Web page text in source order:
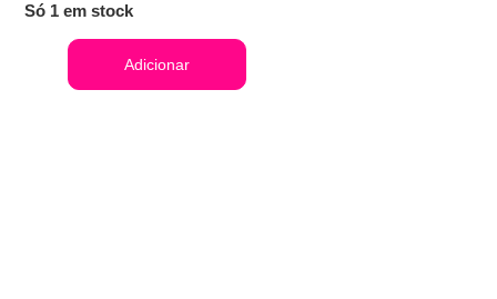
Só 1 em stock
Adicionar